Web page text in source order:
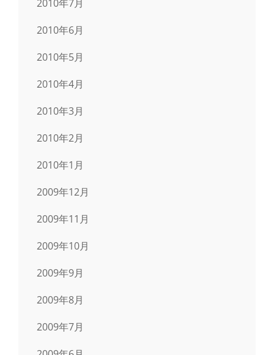
2010年7月
2010年6月
2010年5月
2010年4月
2010年3月
2010年2月
2010年1月
2009年12月
2009年11月
2009年10月
2009年9月
2009年8月
2009年7月